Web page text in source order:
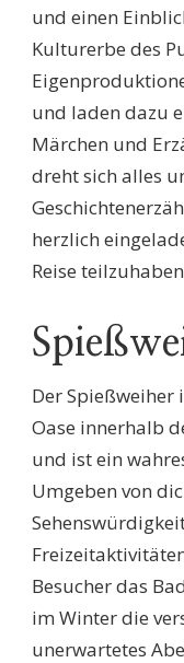
und einen
Kulturerbe des
und laden dazu
Märchen und
dreht sich alles
herzlich
Reise
Der Spießweiher
Oase innerhalb
und ist ein
Umgeben von
Besucher das
im Winter die
unerwartetes